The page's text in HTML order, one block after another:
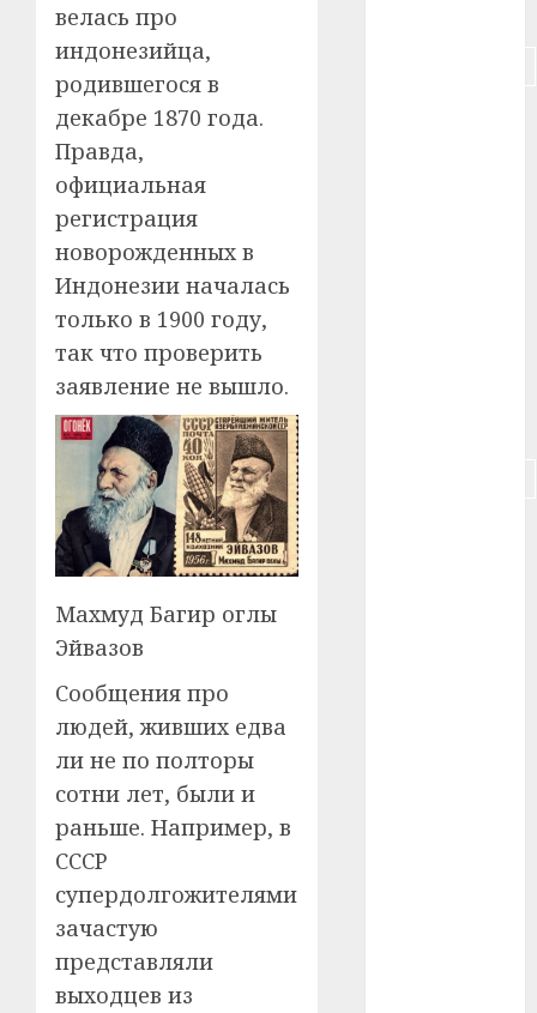
велась про
индонезийца,
родившегося в
декабре 1870 года.
Правда,
официальная
регистрация
новорожденных в
Индонезии началась
только в 1900 году,
так что проверить
заявление не вышло.
Махмуд Багир оглы
Эйвазов
Сообщения про
людей, живших едва
ли не по полторы
сотни лет, были и
раньше. Например, в
СССР
супердолгожителями
зачастую
представляли
выходцев из